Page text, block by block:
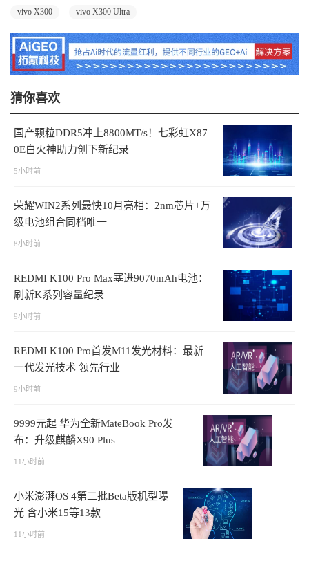
vivo X300 vivo X300 Ultra
猜你喜欢
国产颗粒DDR5冲上8800MT/s！七彩虹X87
0E白火神助力创下新纪录
5小时前
荣耀WIN2系列最快10月亮相：2nm芯片+万
级电池组合同档唯一
8小时前
REDMI K100 Pro Max塞进9070mAh电池：
刷新K系列容量纪录
9小时前
REDMI K100 Pro首发M11发光材料：最新
一代发光技术 领先行业
9小时前
9999元起 华为全新MateBook Pro发
布：升级麒麟X90 Plus
11小时前
小米澎湃OS 4第二批Beta版机型曝
光 含小米15等13款
11小时前